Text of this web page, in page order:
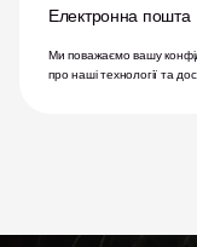
Електронна пошта
Ми поважаємо вашу
про наші технології та